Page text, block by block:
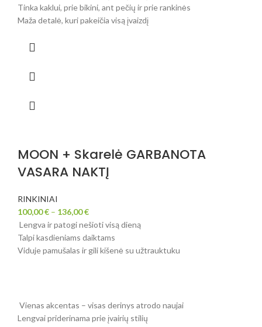
Tinka kaklui, prie bikini, ant pečių ir prie rankinės
Maža detalė, kuri pakeičia visą įvaizdį
MOON + Skarelė GARBANOTA
VASARA NAKTĮ
RINKINIAI
100,00€ – 136,00€
Lengva ir patogi nešioti visą dieną
Talpi kasdieniams daiktams
Viduje pamušalas ir gili kišenė su užtrauktuku
Vienas akcentas – visas derinys atrodo naujai
Lengvai priderinama prie įvairių stilių